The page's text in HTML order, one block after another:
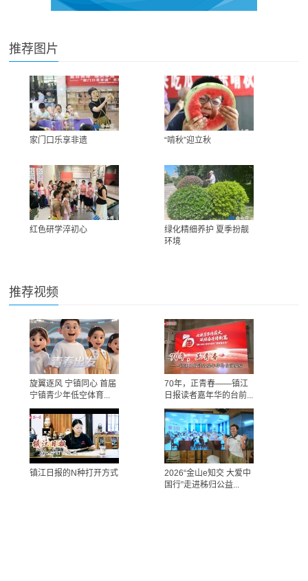
推荐图片
家门口乐享非遗 “啃秋”迎立秋
红色研学淬初心
绿化精细养护 夏季扮靓
环境
推荐视频
旋翼逐风 宁镇同心 首届
宁镇青少年低空体育...
70年，正青春——镇江
日报读者嘉年华的台前...
镇江日报的N种打开方式
2026“金山e知交 大爱中
国行”走进秭归公益...